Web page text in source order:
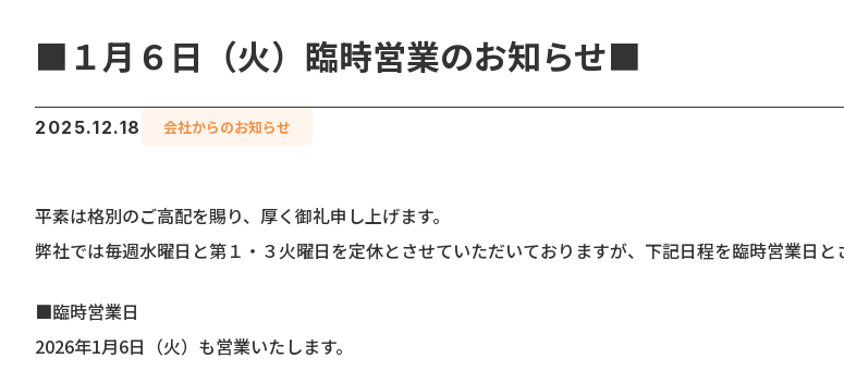
■１月６日（火）臨時営業のお知らせ■
2025.12.18 会社からのお知らせ
平素は格別のご高配を賜り、厚く御礼申し上げます。
弊社では毎週水曜日と第１・３火曜日を定休とさせていただいておりますが、下記日程を臨時営業日と
■臨時営業日
2026年1月6日（火）も営業いたします。